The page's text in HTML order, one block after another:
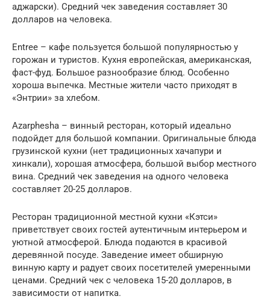
аджарски). Средний чек заведения составляет 30
долларов на человека.
Entree – кафе пользуется большой популярностью у
горожан и туристов. Кухня европейская, американская,
фаст-фуд. Большое разнообразие блюд. Особенно
хороша выпечка. Местные жители часто приходят в
«Энтрии» за хлебом.
Azarphesha – винный ресторан, который идеально
подойдет для большой компании. Оригинальные блюда
грузинской кухни (нет традиционных хачапури и
хинкали), хорошая атмосфера, большой выбор местного
вина. Средний чек заведения на одного человека
составляет 20-25 долларов.
Ресторан традиционной местной кухни «Кэтси»
приветствует своих гостей аутентичным интерьером и
уютной атмосферой. Блюда подаются в красивой
деревянной посуде. Заведение имеет обширную
винную карту и радует своих посетителей умеренными
ценами. Средний чек с человека 15-20 долларов, в
зависимости от напитка.